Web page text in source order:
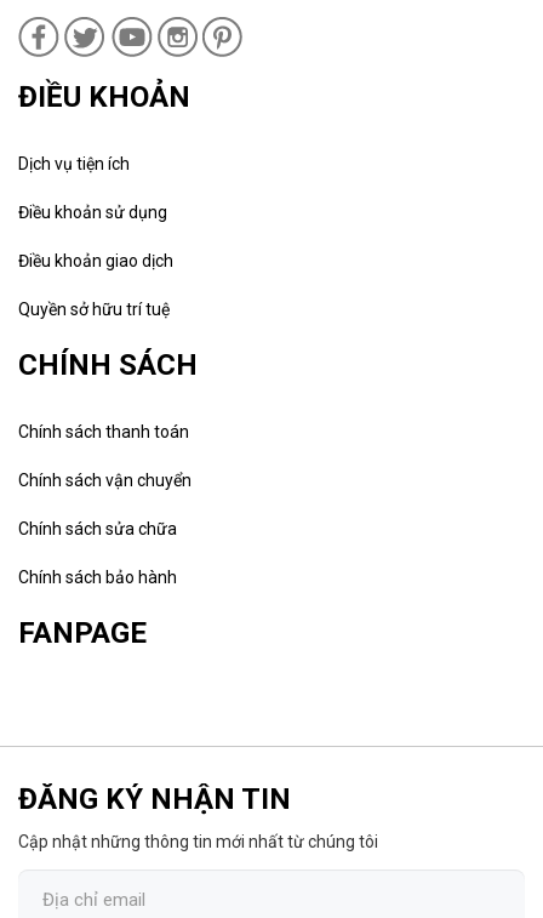
ĐIỀU KHOẢN
Dịch vụ tiện ích
Điều khoản sử dụng
Điều khoản giao dịch
Quyền sở hữu trí tuệ
CHÍNH SÁCH
Chính sách thanh toán
Chính sách vận chuyển
Chính sách sửa chữa
Chính sách bảo hành
FANPAGE
ĐĂNG KÝ NHẬN TIN
Cập nhật những thông tin mới nhất từ chúng tôi